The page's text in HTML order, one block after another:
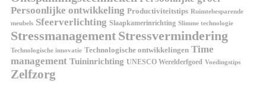
Persoonlijke ontwikkeling Productiviteitstips Ruimtebesparende
meubels Sfeerverlichting Slaapkamerinrichting Slimme technologie
Stressmanagement Stressvermindering
Technologische innovatie Technologische ontwikkelingen Time
management Tuininrichting UNESCO Werelderfgoed Voedingstips
Zelfzorg